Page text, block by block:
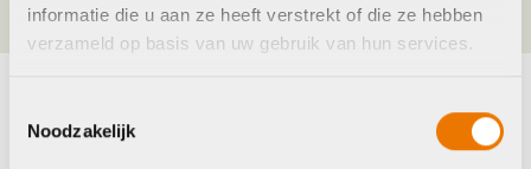
informatie die u aan ze heeft verstrekt of die ze hebben
verzameld op basis van uw gebruik van hun services.
Noodzakelijk
Maak je fiets compleet